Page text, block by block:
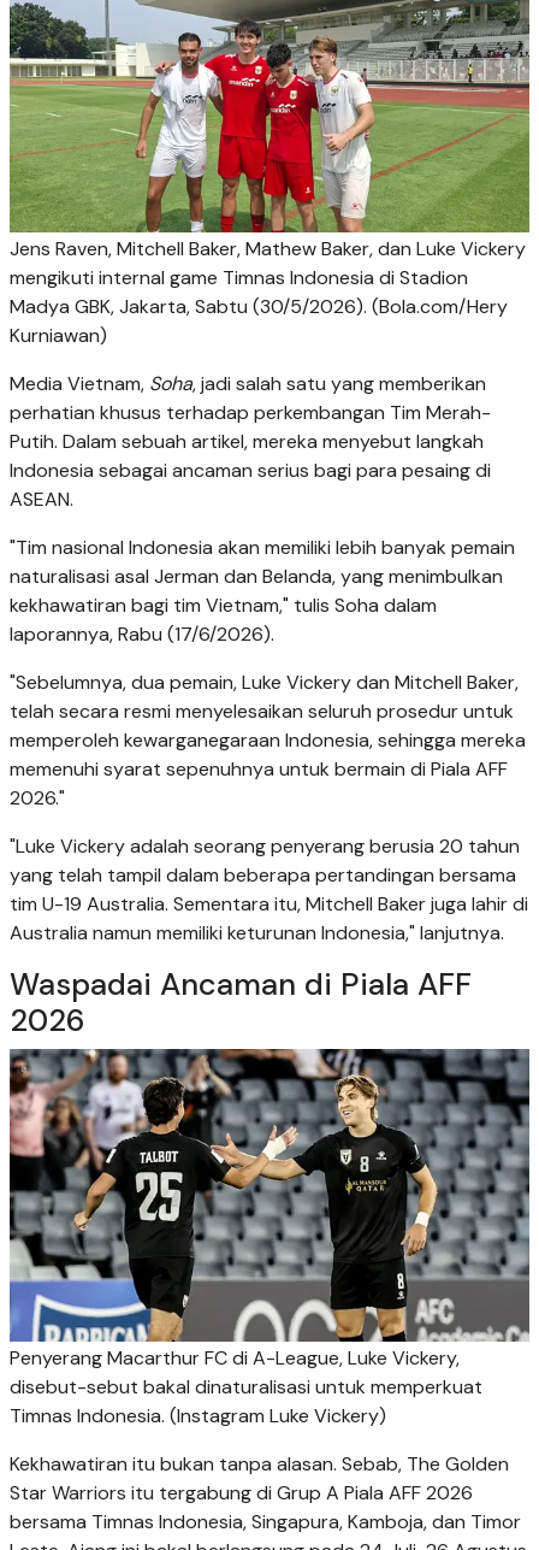
Jens Raven, Mitchell Baker, Mathew Baker, dan Luke Vickery
mengikuti internal game Timnas Indonesia di Stadion
Madya GBK, Jakarta, Sabtu (30/5/2026). (Bola.com/Hery
Kurniawan)
Media Vietnam, Soha, jadi salah satu yang memberikan
perhatian khusus terhadap perkembangan Tim Merah-
Putih. Dalam sebuah artikel, mereka menyebut langkah
Indonesia sebagai ancaman serius bagi para pesaing di
ASEAN.
"Tim nasional Indonesia akan memiliki lebih banyak pemain
naturalisasi asal Jerman dan Belanda, yang menimbulkan
kekhawatiran bagi tim Vietnam," tulis Soha dalam
laporannya, Rabu (17/6/2026).
"Sebelumnya, dua pemain, Luke Vickery dan Mitchell Baker,
telah secara resmi menyelesaikan seluruh prosedur untuk
memperoleh kewarganegaraan Indonesia, sehingga mereka
memenuhi syarat sepenuhnya untuk bermain di Piala AFF
2026."
"Luke Vickery adalah seorang penyerang berusia 20 tahun
yang telah tampil dalam beberapa pertandingan bersama
tim U-19 Australia. Sementara itu, Mitchell Baker juga lahir di
Australia namun memiliki keturunan Indonesia," lanjutnya.
Waspadai Ancaman di Piala AFF
2026
Penyerang Macarthur FC di A-League, Luke Vickery,
disebut-sebut bakal dinaturalisasi untuk memperkuat
Timnas Indonesia. (Instagram Luke Vickery)
Kekhawatiran itu bukan tanpa alasan. Sebab, The Golden
Star Warriors itu tergabung di Grup A Piala AFF 2026
bersama Timnas Indonesia, Singapura, Kamboja, dan Timor